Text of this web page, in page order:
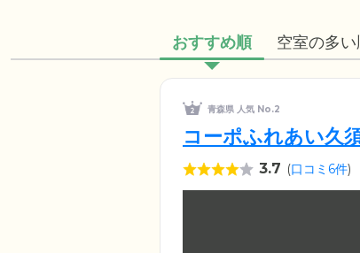
おすすめ順 空室の多
青森県 人気 No.2
コーポふれあい久
3.7 (口コミ6件)